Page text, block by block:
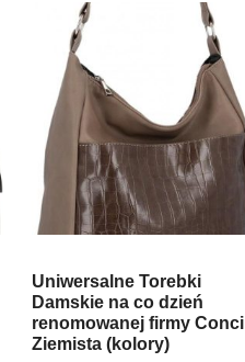
Uniwersalne Torebki
Damskie na co dzień
renomowanej firmy Conci
Ziemista (kolory)